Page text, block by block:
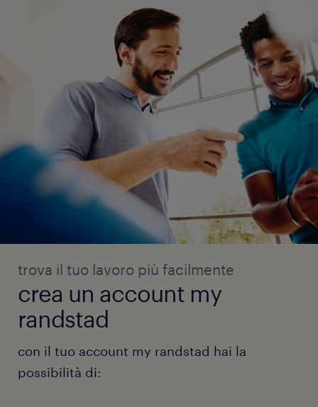
trova il tuo lavoro più facilmente
crea un account my
randstad
con il tuo account my randstad hai la
possibilità di: